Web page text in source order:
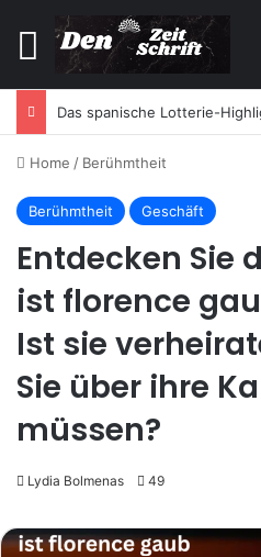
Menu
Home / Berühmtheit
Berühmtheit Geschäft
Entdecken Sie
ist florence
Ist sie
Sie über ihre
müssen?
Lydia Bolmenas 49